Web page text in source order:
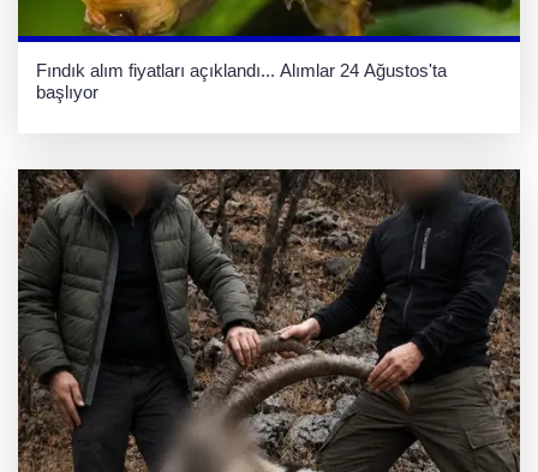
Fındık alım fiyatları açıklandı... Alımlar 24 Ağustos'ta
başlıyor